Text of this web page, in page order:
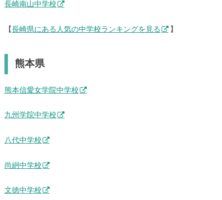
長崎南山中学校
【 長崎県にある人気の中学校ランキングを見る 】
熊本県
熊本信愛女学院中学校
九州学院中学校
八代中学校
尚絅中学校
文徳中学校